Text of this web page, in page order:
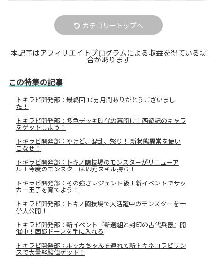
カテゴリートップへ
本記事はアフィリエイトプログラムによる収益を得ている場
合があります
この特集の記事
トキラビ開発部：最終回 10ヵ月間ありがとうございまし
た！
トキラビ開発部：多色デッキ時代の幕開け！西遊記のキャラ
をゲットしよう！
トキラビ開発部：やけど、混乱、怒り！ 新状態異常を使い
こなせ！
トキラビ開発部：トキノ闘技場のモンスターがリニューア
ル！今度のモンスターは即死スキル持ち！
トキラビ開発部：その強さレジェンド級！新イベントでサッ
カー王子を育てよう！
トキラビ開発部：トキノ闘技場で大活躍中のモンスターを一
挙大公開！
トキラビ開発部：新イベント『新選組と封印の古代兵器』開
催中！西郷ドーンを手に入れろ
トキラビ開発部：ルッカちゃんを連れて新トキネコラビリン
スで大量経験値ゲット！